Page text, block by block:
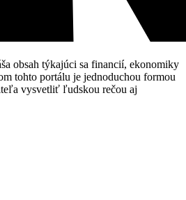
obsah týkajúci sa financií, ekonomiky
tohto portálu je jednoduchou formou
vysvetliť ľudskou rečou aj